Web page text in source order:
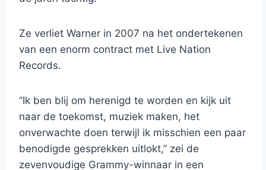
Ze verliet Warner in 2007 na het ondertekenen
van een enorm contract met Live Nation
Records.
“Ik ben blij om herenigd te worden en kijk uit
naar de toekomst, muziek maken, het
onverwachte doen terwijl ik misschien een paar
benodigde gesprekken uitlokt,” zei de
zevenvoudige Grammy-winnaar in een